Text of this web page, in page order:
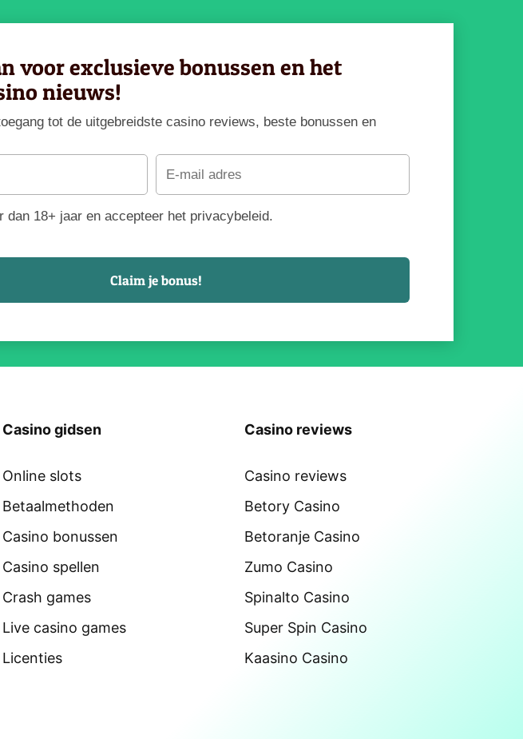
voor exclusieve bonussen en het
nieuws!
tot de uitgebreidste casino reviews, beste bonussen en
dan 18+ jaar en accepteer het privacybeleid.
Casino gidsen
Online slots
Betaalmethoden
Casino bonussen
Casino spellen
Crash games
Live casino games
Licenties
Casino reviews
Casino reviews
Betory Casino
Betoranje Casino
Zumo Casino
Spinalto Casino
Super Spin Casino
Kaasino Casino